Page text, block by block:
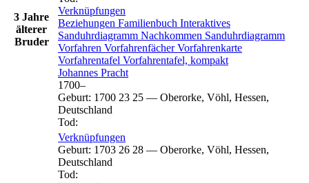
3 Jahre
älterer
Bruder
Verknüpfungen
Beziehungen Familienbuch Interaktives
Sanduhrdiagramm Nachkommen Sanduhrdiagramm
Vorfahren VorfahrenfächerVorfahrenkarte
Vorfahrentafel Vorfahrentafel, kompakt
Johannes Pracht
1700–
Geburt: 1700 23 25 — Oberorke, Vöhl, Hessen,
Deutschland
Tod:
Verknüpfungen
Geburt: 1703 26 28 — Oberorke, Vöhl, Hessen,
Deutschland
Tod: